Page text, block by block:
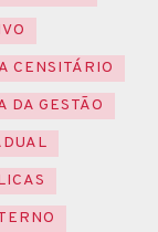
CENSITÁRIO
DA GESTÃO